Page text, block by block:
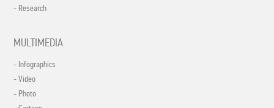
- Research
MULTIMEDIA
- Infographics
- Video
- Photo